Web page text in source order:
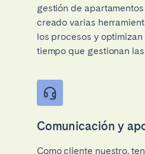
gestión de
creado varias
los procesos y
tiempo que gestionan
Comunicación y
Como cliente nuestro,